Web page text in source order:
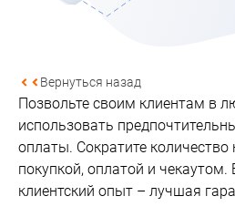
Вернуться назад
Позвольте своим клиентам в
использовать
оплаты. Сократите
покупкой, оплатой и чекаутом.
клиентский опыт – лучшая